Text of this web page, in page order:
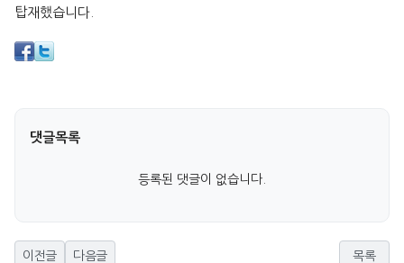
탑재했습니다.
댓글목록
등록된 댓글이 없습니다.
이전글 다음글 목록